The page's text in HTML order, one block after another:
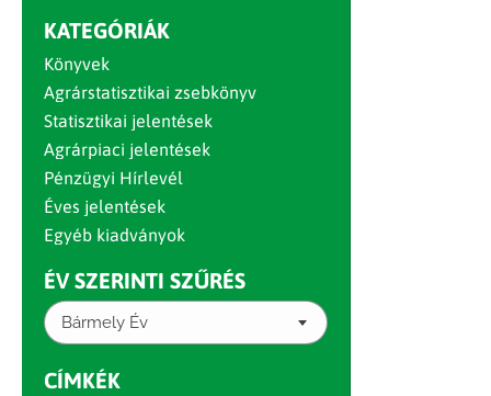
KATEGÓRIÁK
Könyvek
Agrárstatisztikai zsebkönyv
Statisztikai jelentések
Agrárpiaci jelentések
Pénzügyi Hírlevél
Éves jelentések
Egyéb kiadványok
ÉV SZERINTI SZŰRÉS
Bármely Év
CÍMKÉK